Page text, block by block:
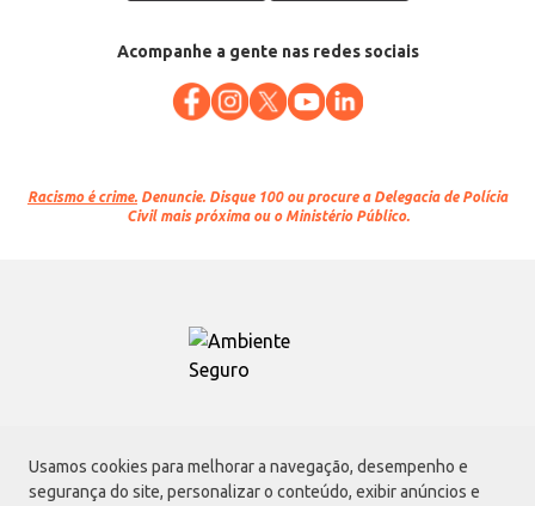
Usamos cookies para melhorar a navegação, desempenho e
segurança do site, personalizar o conteúdo, exibir anúncios e
Acompanhe a gente nas redes sociais
Racismo é crime. Denuncie. Disque 100 ou procure a Delegacia de Polícia
Civil mais próxima ou o Ministério Público.
Atacadão S.A.
Avenida Morvan Dias de Figueiredo, 6169, Vila Maria, São Paulo - SP | CEP
02170-901 | CNPJ: 75.315.333/0001-09